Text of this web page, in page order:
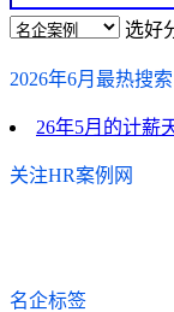
选好
2026年6月最热搜索
26年5月的计薪
关注HR案例网
名企标签